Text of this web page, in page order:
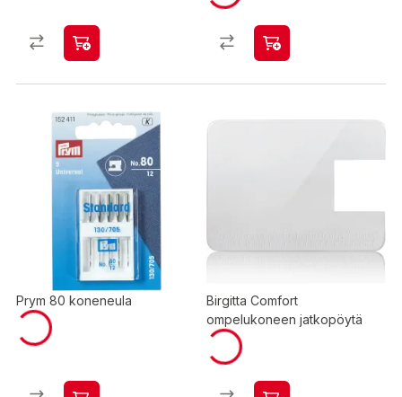
Prym 80 koneneula
Birgitta Comfort
ompelukoneen jatkopöytä